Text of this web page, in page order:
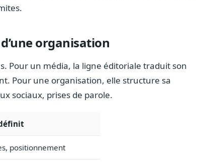
organisation
Pour un média, la ligne éditoriale traduit son
Pour une organisation, elle structure sa
sociaux, prises de parole.
positionnement